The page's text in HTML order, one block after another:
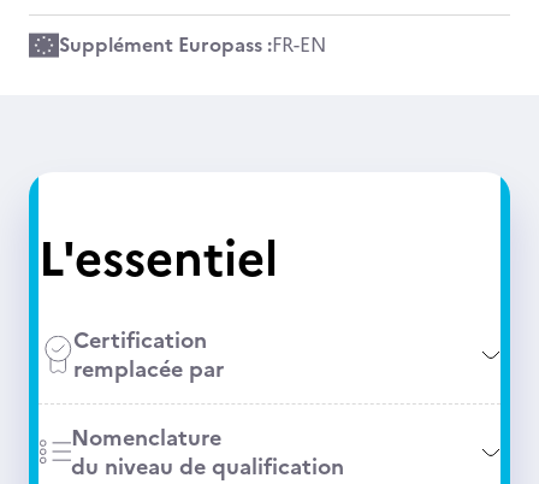
Supplément Europass :FR-EN
L'essentiel
Certification
remplacée par
Nomenclature
du niveau de qualification